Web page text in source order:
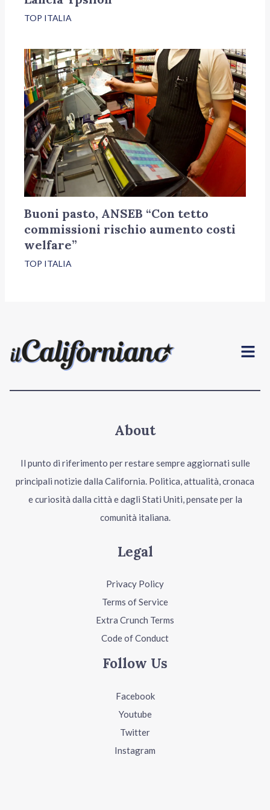
TOP ITALIA
Buoni pasto, ANSEB “Con tetto
commissioni rischio aumento costi
welfare”
TOP ITALIA
Menu
About
Il punto di riferimento per restare sempre aggiornati sulle
principali notizie dalla California. Politica, attualità, cronaca
e curiosità dalla città e dagli Stati Uniti, pensate per la
comunità italiana.
Legal
Privacy Policy
Terms of Service
Extra Crunch Terms
Code of Conduct
Follow Us
Facebook
Youtube
Twitter
Instagram